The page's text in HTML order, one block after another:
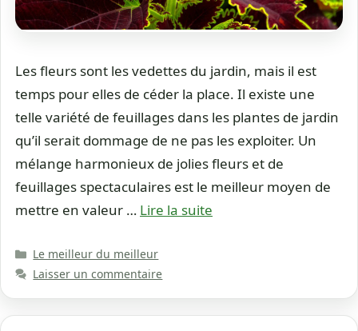
Les fleurs sont les vedettes du jardin, mais il est
temps pour elles de céder la place. Il existe une
telle variété de feuillages dans les plantes de jardin
qu’il serait dommage de ne pas les exploiter. Un
mélange harmonieux de jolies fleurs et de
feuillages spectaculaires est le meilleur moyen de
mettre en valeur … Lire la suite
Catégories
Le meilleur du meilleur
Laisser un commentaire